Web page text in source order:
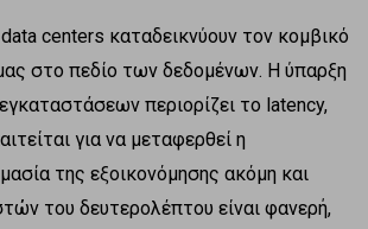
centers καταδεικνύουν τον κομβικό
στο πεδίο των δεδομένων. Η ύπαρξη
περιορίζει το latency,
για να μεταφερθεί η
της εξοικονόμησης ακόμη και
του δευτερολέπτου είναι φανερή,